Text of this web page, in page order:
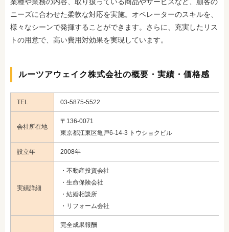
ニーズに合わせた柔軟な対応を実施。オペレーターのスキルを、
様々なシーンで発揮することができます。さらに、充実したリス
トの用意で、高い費用対効果を実現しています。
ルーツアウェイク株式会社の概要・実績・価格感
TEL 03-5875-5522
会社所在地
〒136-0071
東京都江東区亀戸6-14-3 トウショクビル
設立年 2008年
実績詳細
・不動産投資会社
・生命保険会社
・結婚相談所
・リフォーム会社
完全成果報酬